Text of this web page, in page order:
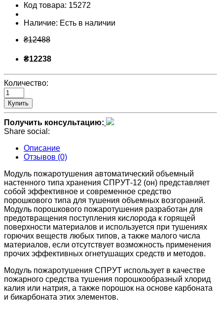
Код товара: 15272
Наличие: Есть в наличии
₴12488
₴12238
Количество:
Купить
Получить консультацию:
Share social:
Описание
Отзывов (0)
Модуль пожаротушения автоматический объемный
настенного типа хранения СПРУТ-12 (он) представляет
собой эффективное и современное средство
порошкового типа для тушения объемных возгораний.
Модуль порошкового пожаротушения разработан для
предотвращения поступления кислорода к горящей
поверхности материалов и используется при тушениях
горючих веществ любых типов, а также малого числа
материалов, если отсутствует возможность применения
прочих эффективных огнетушащих средств и методов.
Модуль пожаротушения СПРУТ использует в качестве
пожарного средства тушения порошкообразный хлорид
калия или натрия, а также порошок на основе карбоната
и бикарбоната этих элементов.